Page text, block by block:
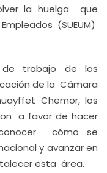
la huelga que
(SUEUM)
trabajo de los
de la Cámara
Chemor, los
a favor de hacer
cómo se
y avanzar en
esta área.